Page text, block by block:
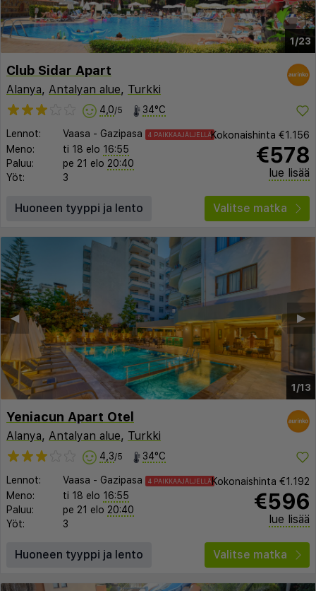
1/23
Club Sidar Apart
Alanya, Antalyan alue, Turkki
4,0/5 34°C
Lennot: Vaasa - Gazipasa 4 PAIKKAAJÄLJELLÄ
Meno: ti 18 elo 16:55
Paluu:
pe 21 elo 20:40
Yöt:
3
Kokonaishinta €1.156
€578
lue lisää
Huoneen tyyppi ja lento Valitse matka
1/13
▶︎
◀︎
Yeniacun Apart Otel
Alanya, Antalyan alue, Turkki
4,3/5 34°C
Lennot: Vaasa - Gazipasa 4 PAIKKAAJÄLJELLÄ
Meno: ti 18 elo 16:55
Paluu:
pe 21 elo 20:40
Yöt:
3
Kokonaishinta €1.192
€596
lue lisää
Huoneen tyyppi ja lento Valitse matka